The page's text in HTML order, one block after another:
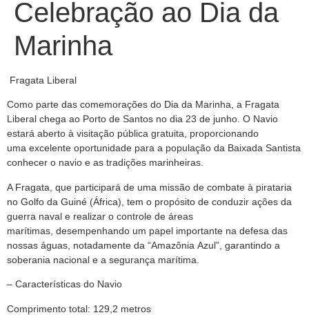
Celebração ao Dia da
Marinha
Fragata Liberal
Como parte das comemorações do Dia da Marinha, a Fragata
Liberal chega ao Porto de Santos no dia 23 de junho. O Navio
estará aberto à visitação pública gratuita, proporcionando
uma excelente oportunidade para a população da Baixada Santista
conhecer o navio e as tradições marinheiras.
A Fragata, que participará de uma missão de combate à pirataria
no Golfo da Guiné (África), tem o propósito de conduzir ações da
guerra naval e realizar o controle de áreas
marítimas, desempenhando um papel importante na defesa das
nossas águas, notadamente da “Amazônia Azul”, garantindo a
soberania nacional e a segurança marítima.
– Características do Navio
Comprimento total: 129,2 metros